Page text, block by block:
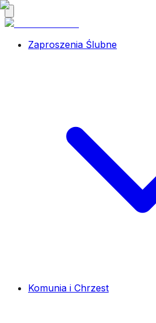
Zaproszenia Ślubne
Komunia i Chrzest